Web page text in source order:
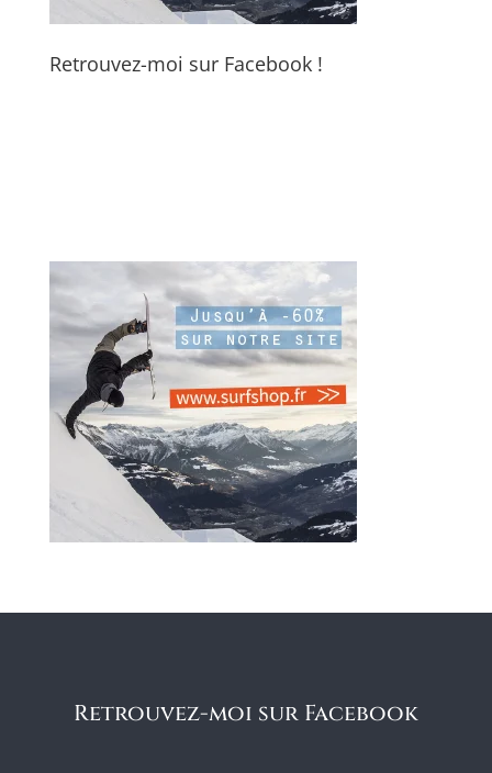
Retrouvez-moi sur Facebook !
Retrouvez-moi sur Facebook